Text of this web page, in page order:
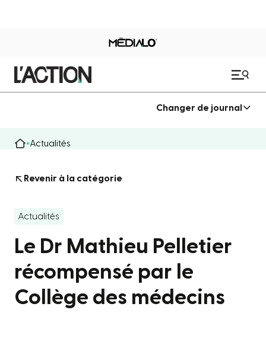
Changer de journal
Actualités
Revenir à la catégorie
Actualités
Le Dr Mathieu Pelletier
récompensé par le
Collège des médecins